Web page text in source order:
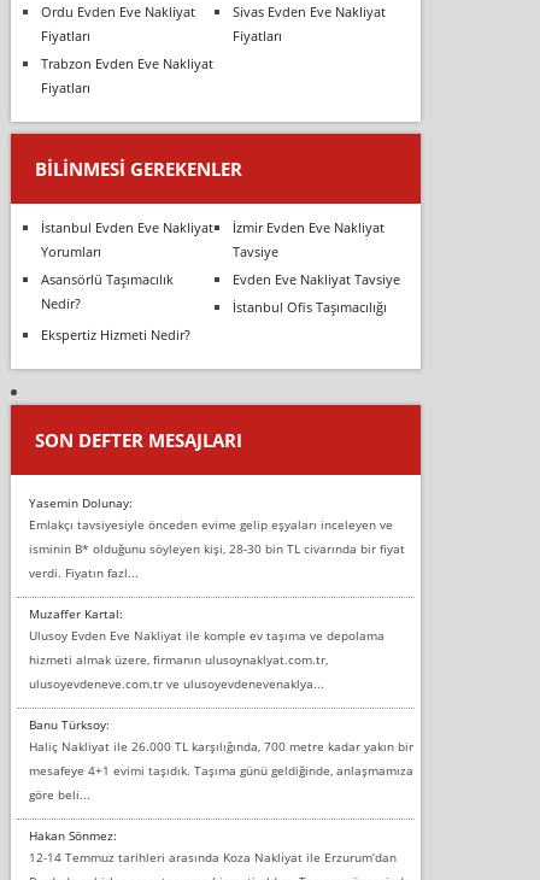
Ordu Evden Eve Nakliyat
Fiyatları
Sivas Evden Eve Nakliyat
Fiyatları
Trabzon Evden Eve Nakliyat
Fiyatları
BILINMESI GEREKENLER
İstanbul Evden Eve Nakliyat
Yorumları
İzmir Evden Eve Nakliyat
Tavsiye
Asansörlü Taşımacılık
Nedir?
Evden Eve Nakliyat Tavsiye
İstanbul Ofis Taşımacılığı
Ekspertiz Hizmeti Nedir?
SON DEFTER MESAJLARI
Yasemin Dolunay:
Emlakçı tavsiyesiyle önceden evime gelip eşyaları inceleyen ve
isminin B* olduğunu söyleyen kişi, 28-30 bin TL civarında bir fiyat
verdi. Fiyatın fazl...
Muzaffer Kartal:
Ulusoy Evden Eve Nakliyat ile komple ev taşıma ve depolama
hizmeti almak üzere, firmanın ulusoynaklyat.com.tr,
ulusoyevdeneve.com.tr ve ulusoyevdenevenaklya...
Banu Türksoy:
Haliç Nakliyat ile 26.000 TL karşılığında, 700 metre kadar yakın bir
mesafeye 4+1 evimi taşıdık. Taşıma günü geldiğinde, anlaşmamıza
göre beli...
Hakan Sönmez:
12-14 Temmuz tarihleri arasında Koza Nakliyat ile Erzurum’dan